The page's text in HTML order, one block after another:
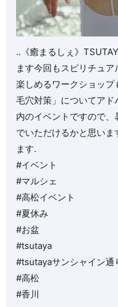
..《癒まるしぇ》
ます今回もスピリチュ
楽しめるワークショッ
毛穴対策」についてア
内のイベントですので
でいただけるかと思い
ます.
#イベント
#マルシェ
#高松イベント
#夏休み
#お盆
#tsutaya
#tsutayaサンシャイン通
#高松
#香川